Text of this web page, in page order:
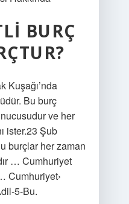
BURÇ
Kuşağı’nda
Bu burç
ve her
ister.23 Şub
burçlar her zaman
… Cumhuriyet
Cumhuriyet›
5-Bu.